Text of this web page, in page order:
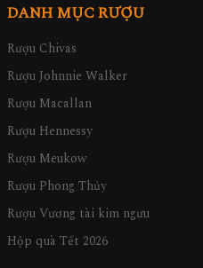
DANH MỤC RƯỢU
Rượu Chivas
Rượu Johnnie Walker
Rượu Macallan
Rượu Hennessy
Rượu Meukow
Rượu Phong Thủy
Rượu Vương tài kim ngưu
Hộp quà Tết 2026